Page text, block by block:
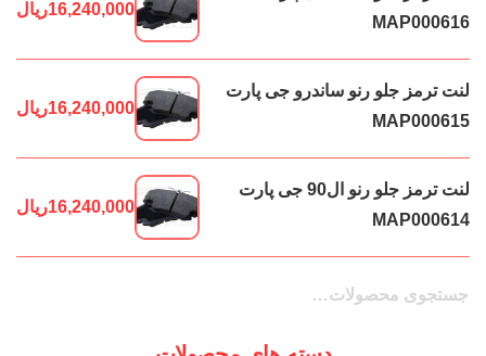
MAP000616
16,240,000ریال
لنت ترمز جلو رنو ساندرو جی پارت
MAP000615
16,240,000ریال
لنت ترمز جلو رنو ال90 جی پارت
MAP000614
16,240,000ریال
جستجو
جستجو